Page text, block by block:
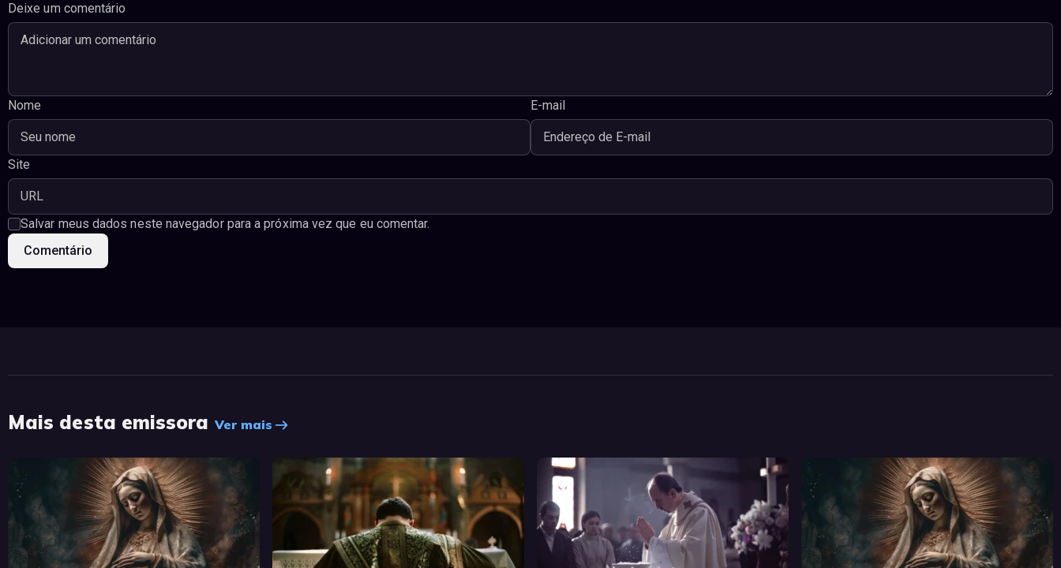
Deixe um comentário
Nome E-mail
Site
Salvar meus dados neste navegador para a próxima vez que eu comentar.
Mais desta emissora Ver mais